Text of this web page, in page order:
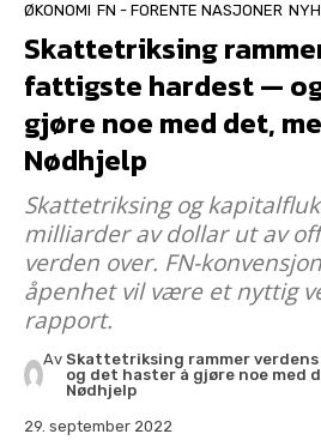
ØKONOMI FN - FORENTE NASJONER
Skattetriksing
fattigste hardest —
gjøre noe med det,
Nødhjelp
Skattetriksing og
milliarder av dollar ut av
verden over. FN-
åpenhet vil være et nyttig
rapport.
Av Skattetriksing rammer
og det haster å gjøre noe med
Nødhjelp
29. september 2022